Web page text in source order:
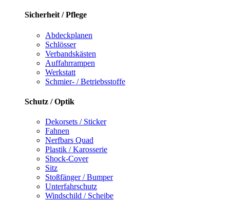
Sicherheit / Pflege
Abdeckplanen
Schlösser
Verbandskästen
Auffahrrampen
Werkstatt
Schmier- / Betriebsstoffe
Schutz / Optik
Dekorsets / Sticker
Fahnen
Nerfbars Quad
Plastik / Karosserie
Shock-Cover
Sitz
Stoßfänger / Bumper
Unterfahrschutz
Windschild / Scheibe